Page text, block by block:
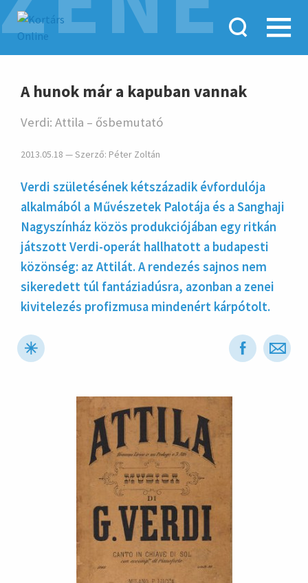
hirdetés
A hunok már a kapuban vannak
Verdi: Attila – ősbemutató
2013.05.18 — Szerző: Péter Zoltán
Verdi születésének kétszá­zadik évfor­dulója
alkal­mából a Művé­szetek Palo­tája és a Sanghaji
Nagy­színház közös produk­ciójában egy ritkán
játszott Verdi-operát hall­hatott a buda­pesti
közön­ség: az Attilát. A rende­zés sajnos nem
sikere­dett túl fan­tázia­dúsra, azonban a zenei
kivite­lezés profiz­musa minde­nért kárpó­tolt.
hirdetés